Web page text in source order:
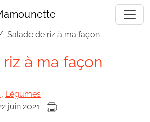
Salade de riz à ma façon
à ma façon
, Légumes
juin 2021